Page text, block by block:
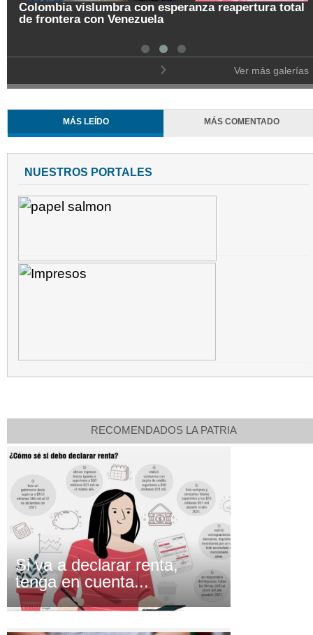
Colombia vislumbra con esperanza reapertura total
de frontera con Venezuela
Ver más galerías
MÁS LEÍDO MÁS COMENTADO
NUESTROS PORTALES
RECOMENDADOS LA PATRIA
Si va a declarar renta,
tenga en cuenta...